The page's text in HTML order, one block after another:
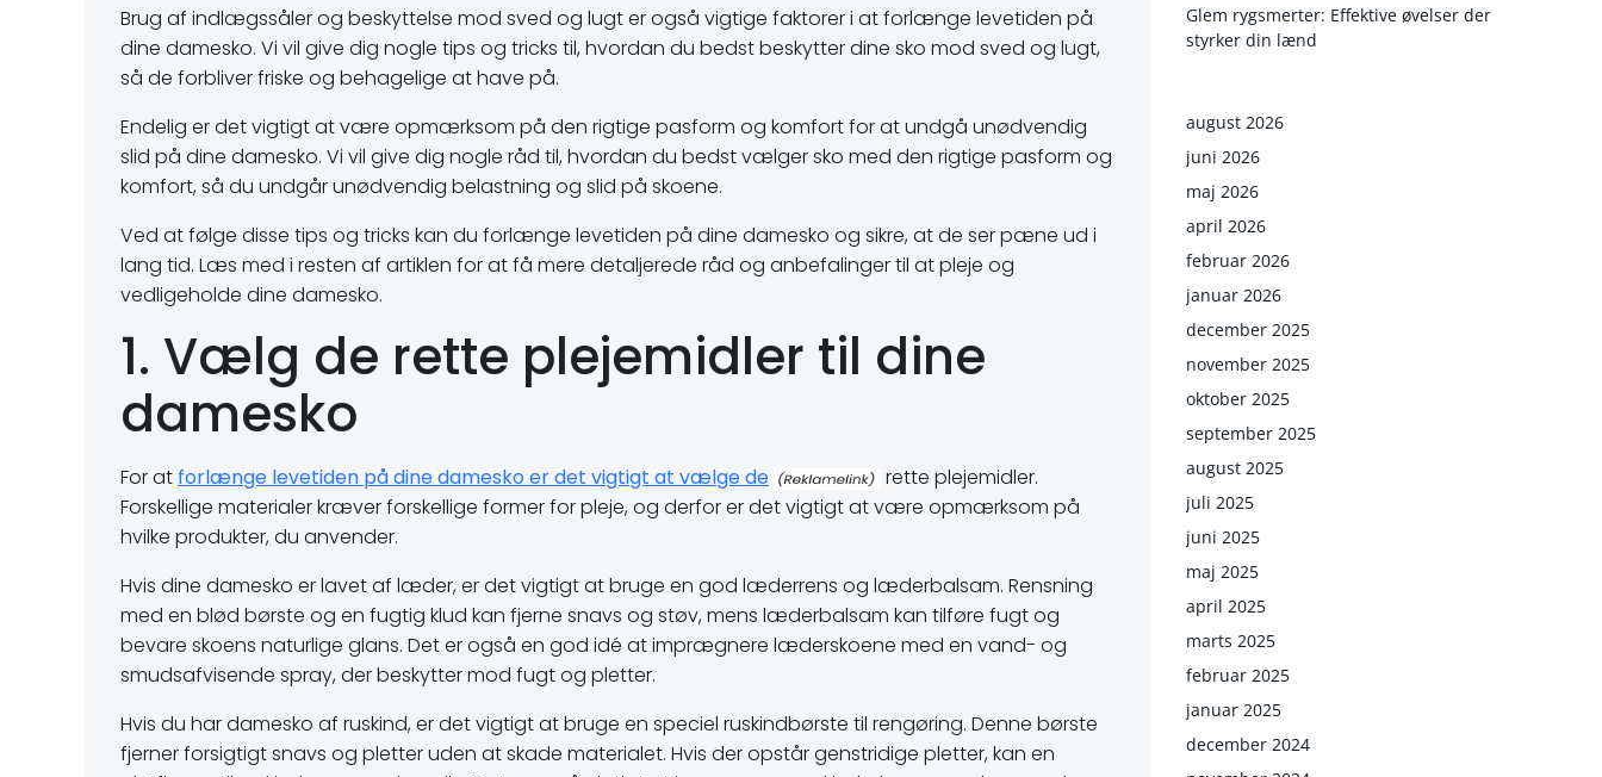
Brug af indlægssåler og beskyttelse mod sved og lugt er også vigtige faktorer i at forlænge levetiden på
dine damesko. Vi vil give dig nogle tips og tricks til, hvordan du bedst beskytter dine sko mod sved og lugt,
så de forbliver friske og behagelige at have på.
Endelig er det vigtigt at være opmærksom på den rigtige pasform og komfort for at undgå unødvendig
slid på dine damesko. Vi vil give dig nogle råd til, hvordan du bedst vælger sko med den rigtige pasform og
komfort, så du undgår unødvendig belastning og slid på skoene.
Ved at følge disse tips og tricks kan du forlænge levetiden på dine damesko og sikre, at de ser pæne ud i
lang tid. Læs med i resten af artiklen for at få mere detaljerede råd og anbefalinger til at pleje og
vedligeholde dine damesko.
1. Vælg de rette plejemidler til dine
damesko
For at forlænge levetiden på dine damesko er det vigtigt at vælge de
rette plejemidler.
Forskellige materialer kræver forskellige former for pleje, og derfor er det vigtigt at være opmærksom på
hvilke produkter, du anvender.
Hvis dine damesko er lavet af læder, er det vigtigt at bruge en god læderrens og læderbalsam. Rensning
med en blød børste og en fugtig klud kan fjerne snavs og støv, mens læderbalsam kan tilføre fugt og
bevare skoens naturlige glans. Det er også en god idé at imprægnere læderskoene med en vand- og
smudsafvisende spray, der beskytter mod fugt og pletter.
Hvis du har damesko af ruskind, er det vigtigt at bruge en speciel ruskindbørste til rengøring. Denne børste
fjerner forsigtigt snavs og pletter uden at skade materialet. Hvis der opstår genstridige pletter, kan en
Glem rygsmerter: Effektive øvelser der
styrker din lænd
august 2026
juni 2026
maj 2026
april 2026
februar 2026
januar 2026
december 2025
november 2025
oktober 2025
september 2025
august 2025
juli 2025
juni 2025
maj 2025
april 2025
marts 2025
februar 2025
januar 2025
december 2024